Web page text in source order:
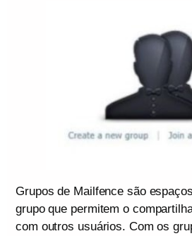
Grupos de Mailfence são
grupo que permitem o
com outros usuários. Com os